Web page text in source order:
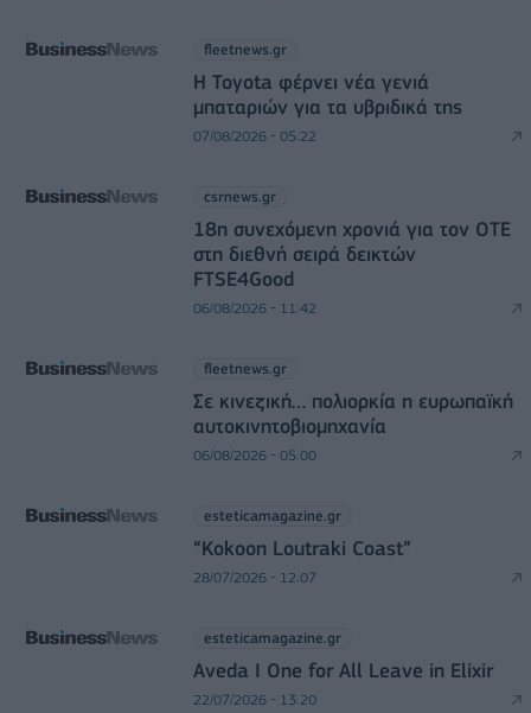
fleetnews.gr
Η Toyota φέρνει νέα γενιά
μπαταριών για τα υβριδικά της
07/08/2026 - 05:22
csrnews.gr
18η συνεχόμενη χρονιά για τον ΟΤΕ
στη διεθνή σειρά δεικτών
FTSE4Good
06/08/2026 - 11:42
fleetnews.gr
Σε κινεζική… πολιορκία η ευρωπαϊκή
αυτοκινητοβιομηχανία
06/08/2026 - 05:00
esteticamagazine.gr
“Kokoon Loutraki Coast”
28/07/2026 - 12:07
esteticamagazine.gr
Aveda I One for All Leave in Elixir
22/07/2026 - 13:20